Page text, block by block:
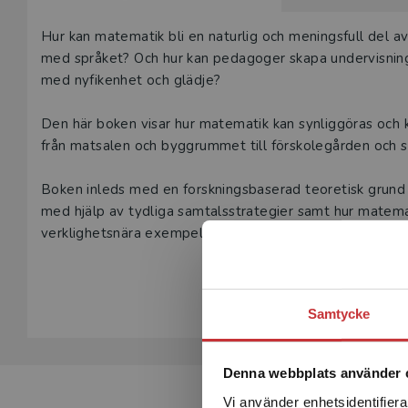
Samtycke
Denna webbplats använder
Vi använder
Våra
under 180
Den här
Beskrivning
Hur kan matematik bli en naturlig och meningsfull del
med språket? Och hur kan pedagoger skapa
med nyfikenhet och glädje?
Den här boken visar hur matematik kan synliggöras
från matsalen och byggrummet till förskolegården och
Boken inleds med en forskningsbaserad teoretisk
med hjälp av tydliga samtalsstrategier samt hur
verklighetsnära exempel illustreras sedan hur dessa